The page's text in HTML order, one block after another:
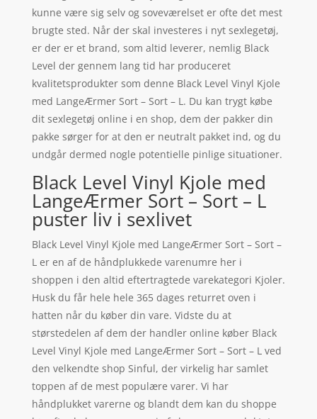
kunne være sig selv og soveværelset er ofte det mest
brugte sted. Når der skal investeres i nyt sexlegetøj,
er der er et brand, som altid leverer, nemlig Black
Level der gennem lang tid har produceret
kvalitetsprodukter som denne Black Level Vinyl Kjole
med LangeÆrmer Sort – Sort – L. Du kan trygt købe
dit sexlegetøj online i en shop, dem der pakker din
pakke sørger for at den er neutralt pakket ind, og du
undgår dermed nogle potentielle pinlige situationer.
Black Level Vinyl Kjole med
LangeÆrmer Sort – Sort – L
puster liv i sexlivet
Black Level Vinyl Kjole med LangeÆrmer Sort – Sort –
L er en af de håndplukkede varenumre her i
shoppen i den altid eftertragtede varekategori Kjoler.
Husk du får hele hele 365 dages returret oven i
hatten når du køber din vare. Vidste du at
størstedelen af dem der handler online køber Black
Level Vinyl Kjole med LangeÆrmer Sort – Sort – L ved
den velkendte shop Sinful, der virkelig har samlet
toppen af de mest populære varer. Vi har
håndplukket varerne og blandt dem kan du shoppe